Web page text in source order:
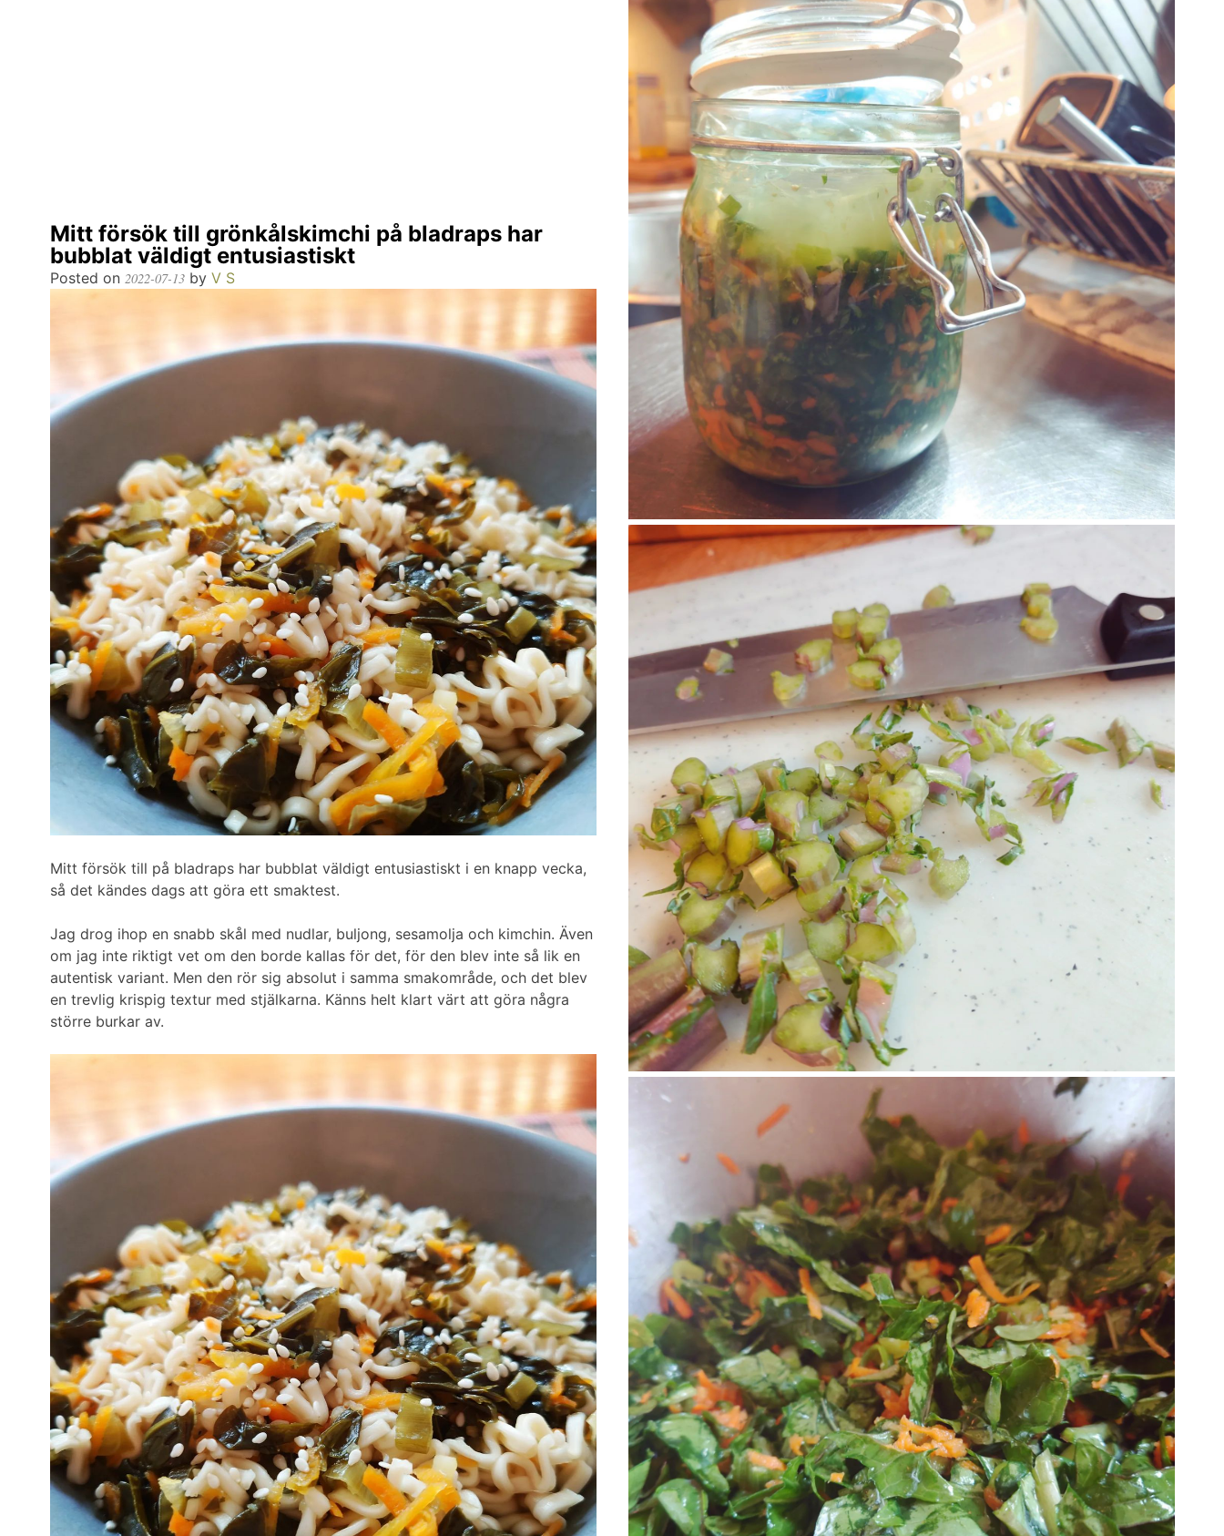
Mitt försök till grönkålskimchi på bladraps har
bubblat väldigt entusiastiskt
Posted on 2022-07-13by V S
Mitt försök till på bladraps har bubblat väldigt entusiastiskt i en knapp vecka,
så det kändes dags att göra ett smaktest.
Jag drog ihop en snabb skål med nudlar, buljong, sesamolja och kimchin. Även
om jag inte riktigt vet om den borde kallas för det, för den blev inte så lik en
autentisk variant. Men den rör sig absolut i samma smakområde, och det blev
en trevlig krispig textur med stjälkarna. Känns helt klart värt att göra några
större burkar av.